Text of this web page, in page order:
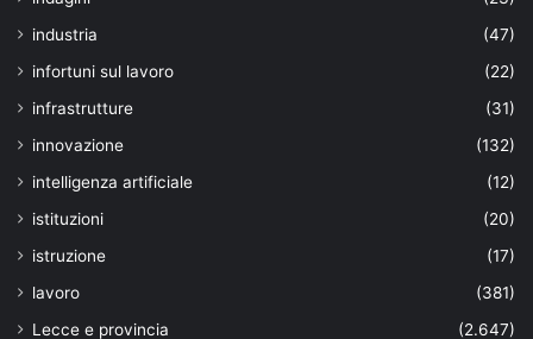
industria
(47)
infortuni sul lavoro
(22)
infrastrutture
(31)
innovazione
(132)
intelligenza artificiale
(12)
istituzioni
(20)
istruzione
(17)
lavoro
(381)
Lecce e provincia
(2.647)